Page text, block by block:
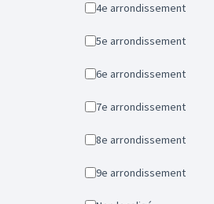
4e arrondissement
5e arrondissement
6e arrondissement
7e arrondissement
8e arrondissement
9e arrondissement